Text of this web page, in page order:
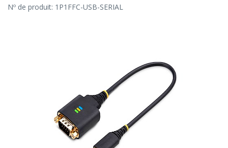
Nº de produit: 1P1FFC-USB-SERIAL